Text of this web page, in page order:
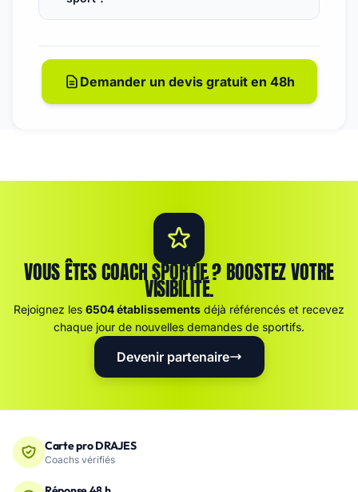
Demander un devis gratuit en 48h
VOUS ÊTES COACH SPORTIF ? BOOSTEZ VOTRE
VISIBILITÉ.
Rejoignez les 6504 établissements déjà référencés et recevez
chaque jour de nouvelles demandes de sportifs.
Devenir partenaire
Carte pro DRAJES
Coachs vérifiés